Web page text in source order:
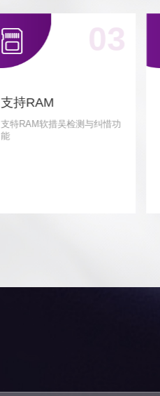
03
支持RAM
支特RAM软措吴检测与纠惜功
能